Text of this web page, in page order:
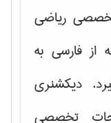
ریاضی
از فارسی به
دیکشنری
تخصصی